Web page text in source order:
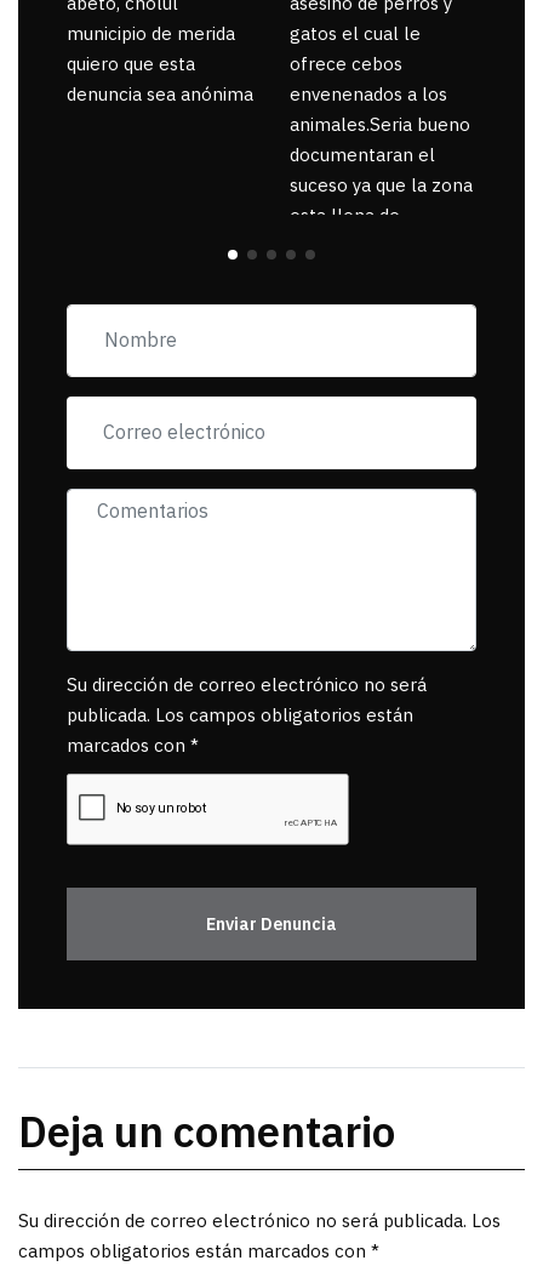
municipio de merida
quiero que esta
denuncia sea anónima
gatos el cual le
ofrece cebos
envenenados a los
animales.Seria bueno
documentaran el
suceso ya que la zona
esta llena de
pancartas de
exigiendo al asesino
muerta.
Su dirección de correo electrónico no será
publicada. Los campos obligatorios están
marcados con *
Enviar Denuncia
Deja un comentario
Su dirección de correo electrónico no será publicada. Los
campos obligatorios están marcados con *